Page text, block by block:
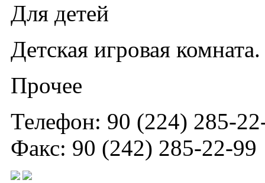
Для детей
Детская игровая комната.
Прочее
Телефон: 90 (224) 285-
Факс: 90 (242) 285-22-99